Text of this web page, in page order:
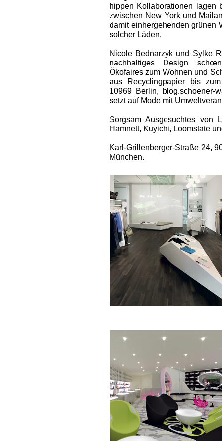
hippen Kollaborationen lagen
zwischen New York und
damit einhergehenden grünen
solcher Läden.
Nicole ­Bednarzyk und Sylke
nachhaltiges Design
Ökofaires zum Wohnen und
aus Recyclingpapier bis
10969 Berlin, blog.schoener-
setzt auf Mode mit
Sorgsam Ausgesuchtes von
Hamnett, Kuyichi, Loomstate
Karl-Grillenberger-Straße 24,
München.